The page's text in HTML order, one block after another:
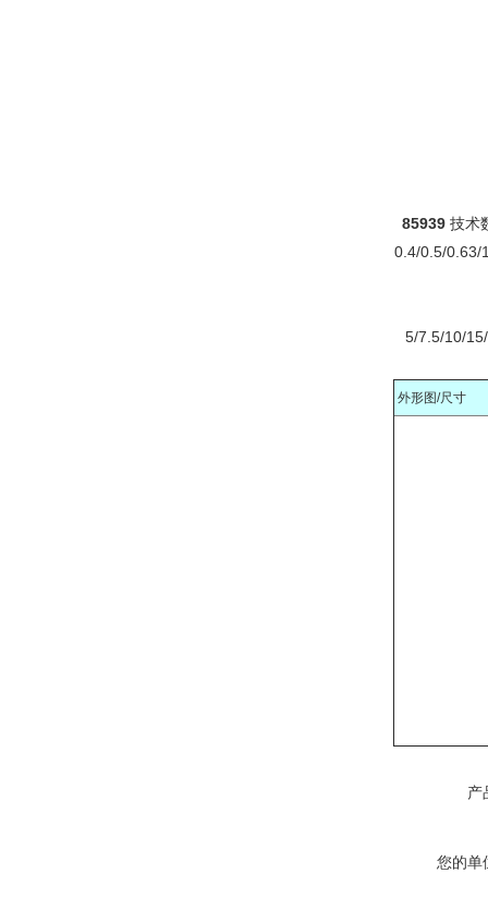
85939技
0.4/0.5/
5/7.5/10/
外形图/尺寸
产
您的单